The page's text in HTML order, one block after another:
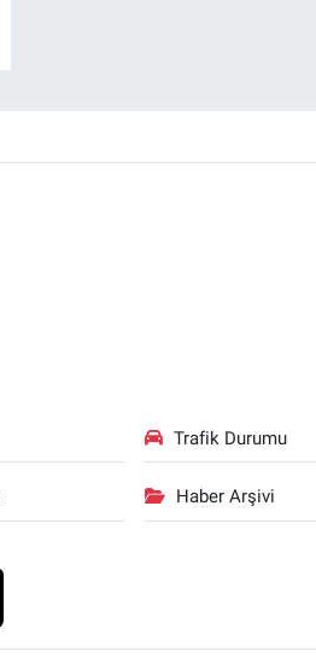
Trafik Durumu
Haber Arşivi